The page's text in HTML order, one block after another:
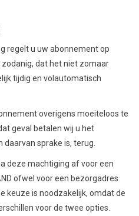
regelt u uw abonnement op
zodanig, dat het niet zomaar
tijdig en volautomatisch
overigens moeiteloos te
geval betalen wij u het
sprake is, terug.
deze machtiging af voor een
ofwel voor een bezorgadres
keuze is noodzakelijk, omdat de
voor de twee opties.